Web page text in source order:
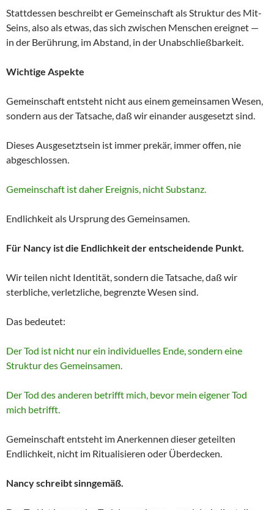
Stattdessen beschreibt er Gemeinschaft als Struktur des Mit-
Seins, also als etwas, das sich zwischen Menschen ereignet —
in der Berührung, im Abstand, in der Unabschließbarkeit.
Wichtige Aspekte
Gemeinschaft entsteht nicht aus einem gemeinsamen Wesen,
sondern aus der Tatsache, daß wir einander ausgesetzt sind.
Dieses Ausgesetztsein ist immer prekär, immer offen, nie
abgeschlossen.
Gemeinschaft ist daher Ereignis, nicht Substanz.
Endlichkeit als Ursprung des Gemeinsamen.
Für Nancy ist die Endlichkeit der entscheidende Punkt.
Wir teilen nicht Identität, sondern die Tatsache, daß wir
sterbliche, verletzliche, begrenzte Wesen sind.
Das bedeutet:
Der Tod ist nicht nur ein individuelles Ende, sondern eine
Struktur des Gemeinsamen.
Der Tod des anderen betrifft mich, bevor mein eigener Tod
mich betrifft.
Gemeinschaft entsteht im Anerkennen dieser geteilten
Endlichkeit, nicht im Ritualisieren oder Überdecken.
Nancy schreibt sinngemäß.